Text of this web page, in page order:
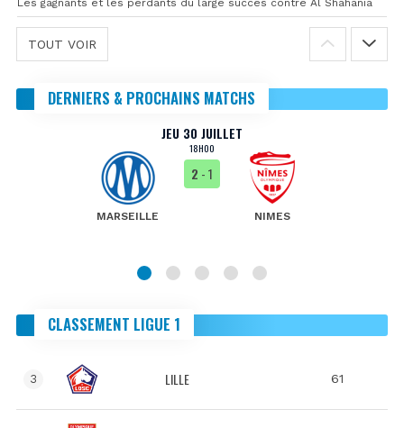
TOUT VOIR
DERNIERS & PROCHAINS MATCHS
JEU 30 JUILLET
18H00
MARSEILLE
2 - 1
NIMES
CLASSEMENT LIGUE 1
3 LILLE 61